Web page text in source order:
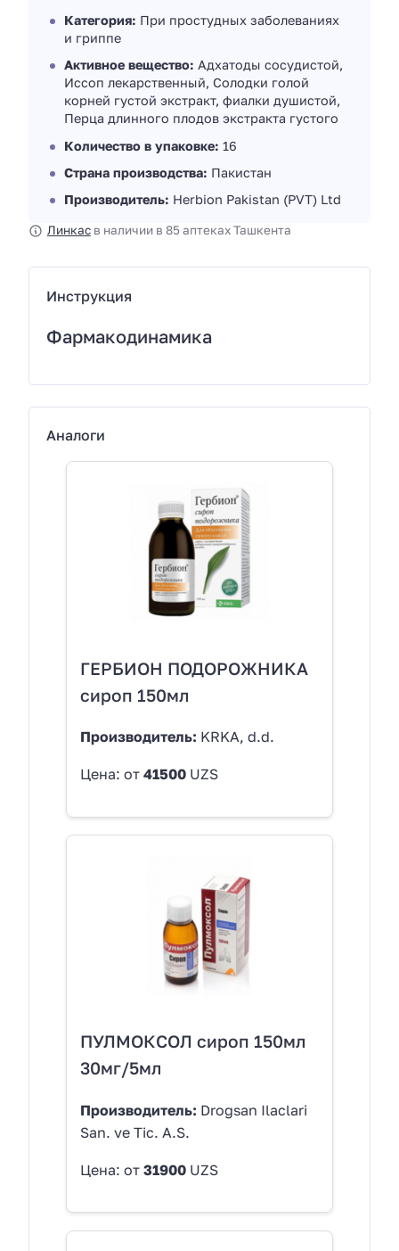
Категория: При простудных заболеваниях
и гриппе
Активное вещество: Адхатоды сосудистой,
Иссоп лекарственный, Солодки голой
корней густой экстракт, фиалки душистой,
Перца длинного плодов экстракта густого
Количество в упаковке: 16
Страна производства: Пакистан
Производитель: Herbion Pakistan (PVT) Ltd
Линкасв наличии в 85 аптеках Ташкента
Инструкция
Фармакодинамика
Аналоги
ГЕРБИОН ПОДОРОЖНИКА
сироп 150мл
Производитель: KRKA, d.d.
Цена: от 41500 UZS
ПУЛМОКСОЛ сироп 150мл
30мг/5мл
Производитель: Drogsan Ilaclari
San. ve Tic. A.S.
Цена: от 31900 UZS